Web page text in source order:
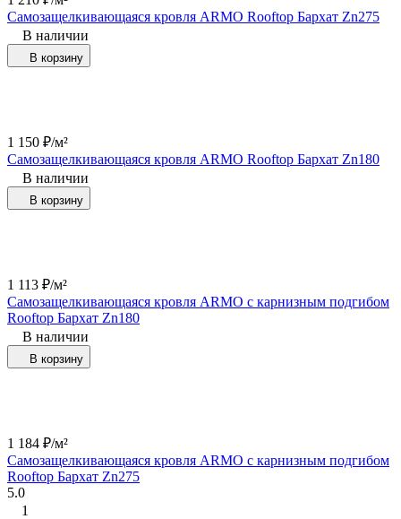
Самозащелкивающаяся кровля ARMO Rooftop Бархат Zn275
В наличии
В корзину
1 150 ₽/м²
Самозащелкивающаяся кровля ARMO Rooftop Бархат Zn180
В наличии
В корзину
1 113 ₽/м²
Самозащелкивающаяся кровля ARMO с карнизным подгибом
Rooftop Бархат Zn180
В наличии
В корзину
1 184 ₽/м²
Самозащелкивающаяся кровля ARMO с карнизным подгибом
Rooftop Бархат Zn275
5.0
1